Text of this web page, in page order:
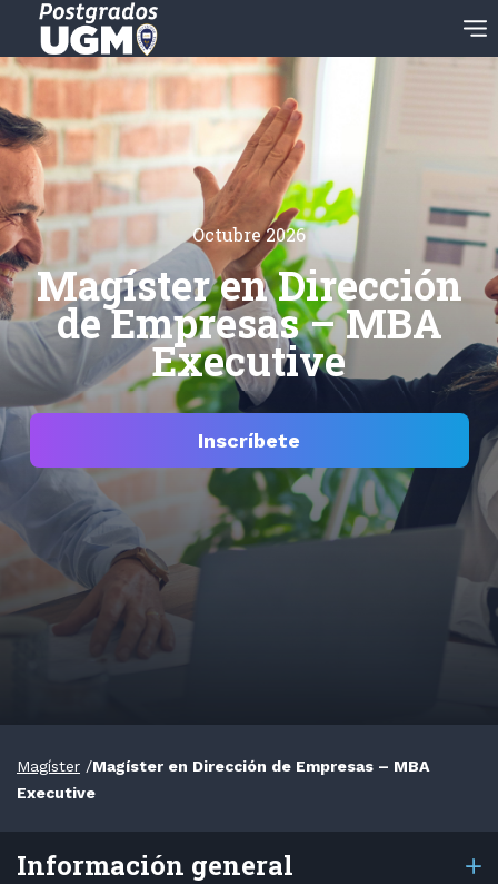
Octubre 2026
Magíster en Dirección
de Empresas – MBA
Executive
Inscríbete
Magíster /Magíster en Dirección de Empresas – MBA
Executive
Información general